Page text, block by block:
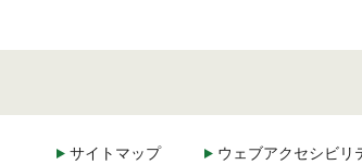
サイトマップ ウェブアクセシビリ